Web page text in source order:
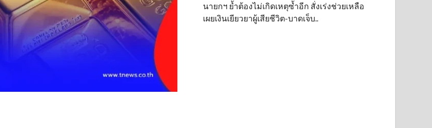
นายกฯ ย้ำต้องไม่เกิดเหตุซ้ำอีก สั่งเร่งช่วยเหลือ
เผยเงินเยียวยาผู้เสียชีวิต-บาดเจ็บ..